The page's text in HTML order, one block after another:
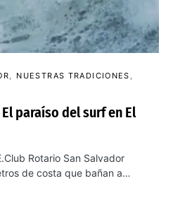
NUESTRAS TRADICIONES
paraíso del surf en El
Rotario San Salvador
de costa que bañan a…